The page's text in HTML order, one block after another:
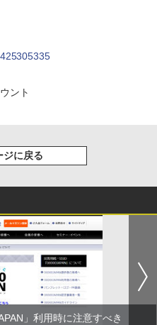
ント
ジに戻る
」利用時に注意すべき